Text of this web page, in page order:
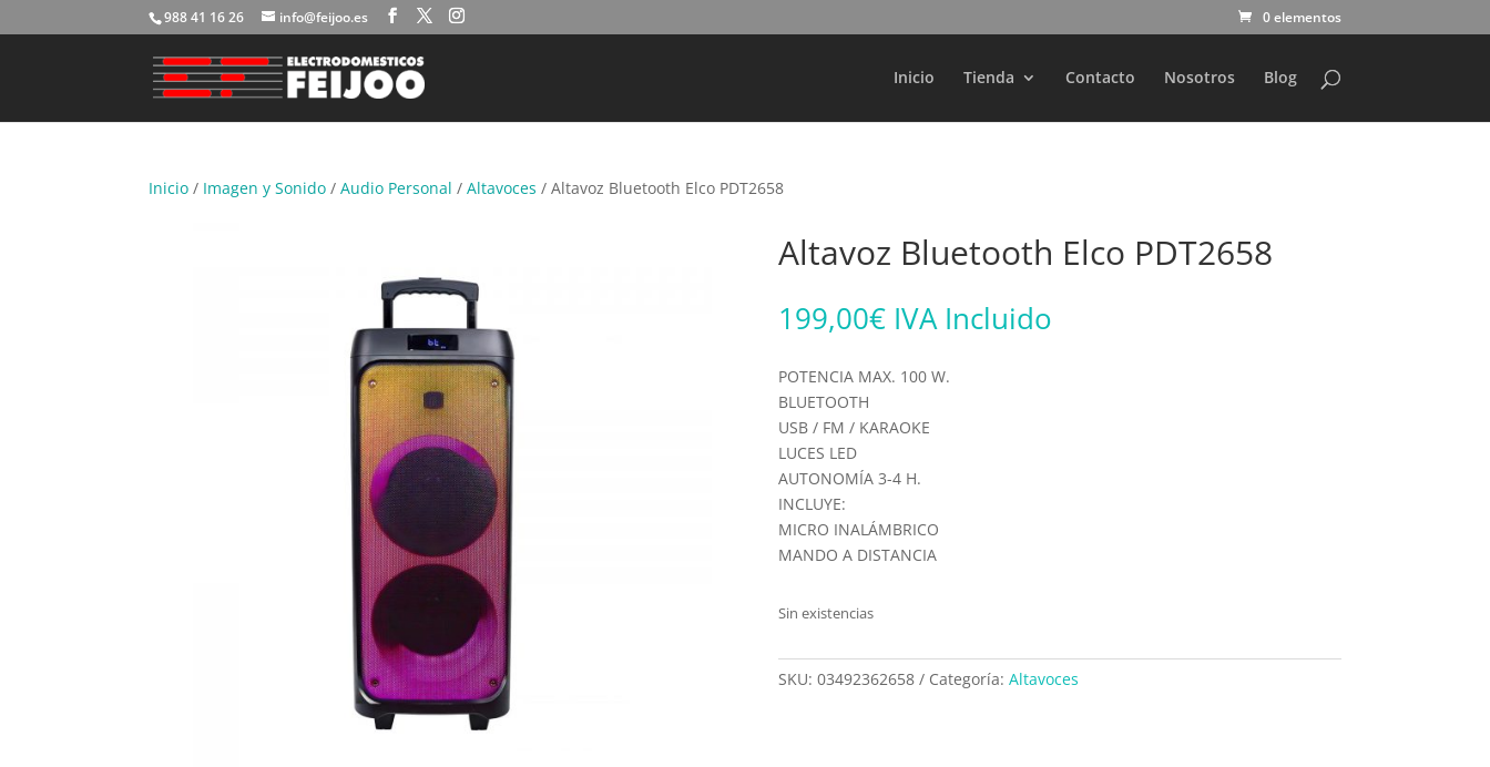
988 41 16 26 info@feijoo.es 0 elementos
Inicio Tienda Contacto Nosotros Blog
Búsqueda
productos
Inicio / Imagen y Sonido /Audio Personal /Altavoces / Altavoz Bluetooth Elco PDT2658
Altavoz Bluetooth Elco PDT2658
199,00€ IVA Incluido
POTENCIA MAX. 100 W.
BLUETOOTH
USB / FM / KARAOKE
LUCES LED
AUTONOMÍA 3-4 H.
INCLUYE:
MICRO INALÁMBRICO
MANDO A DISTANCIA
Sin existencias
SKU: 03492362658 Categoría: Altavoces